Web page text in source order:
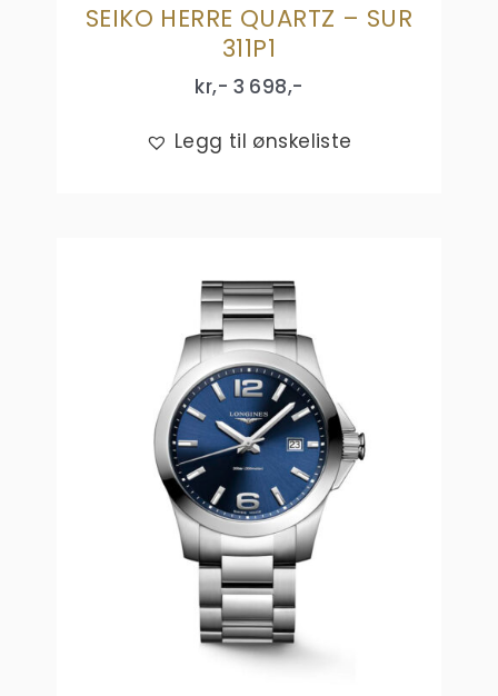
SEIKO HERRE QUARTZ – SUR
311P1
kr,- 3 698,-
Legg til ønskeliste